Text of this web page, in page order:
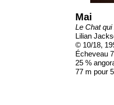
Mai
Le Chat
Lilian
© 10/18,
Écheveau
25 %
77 m pour